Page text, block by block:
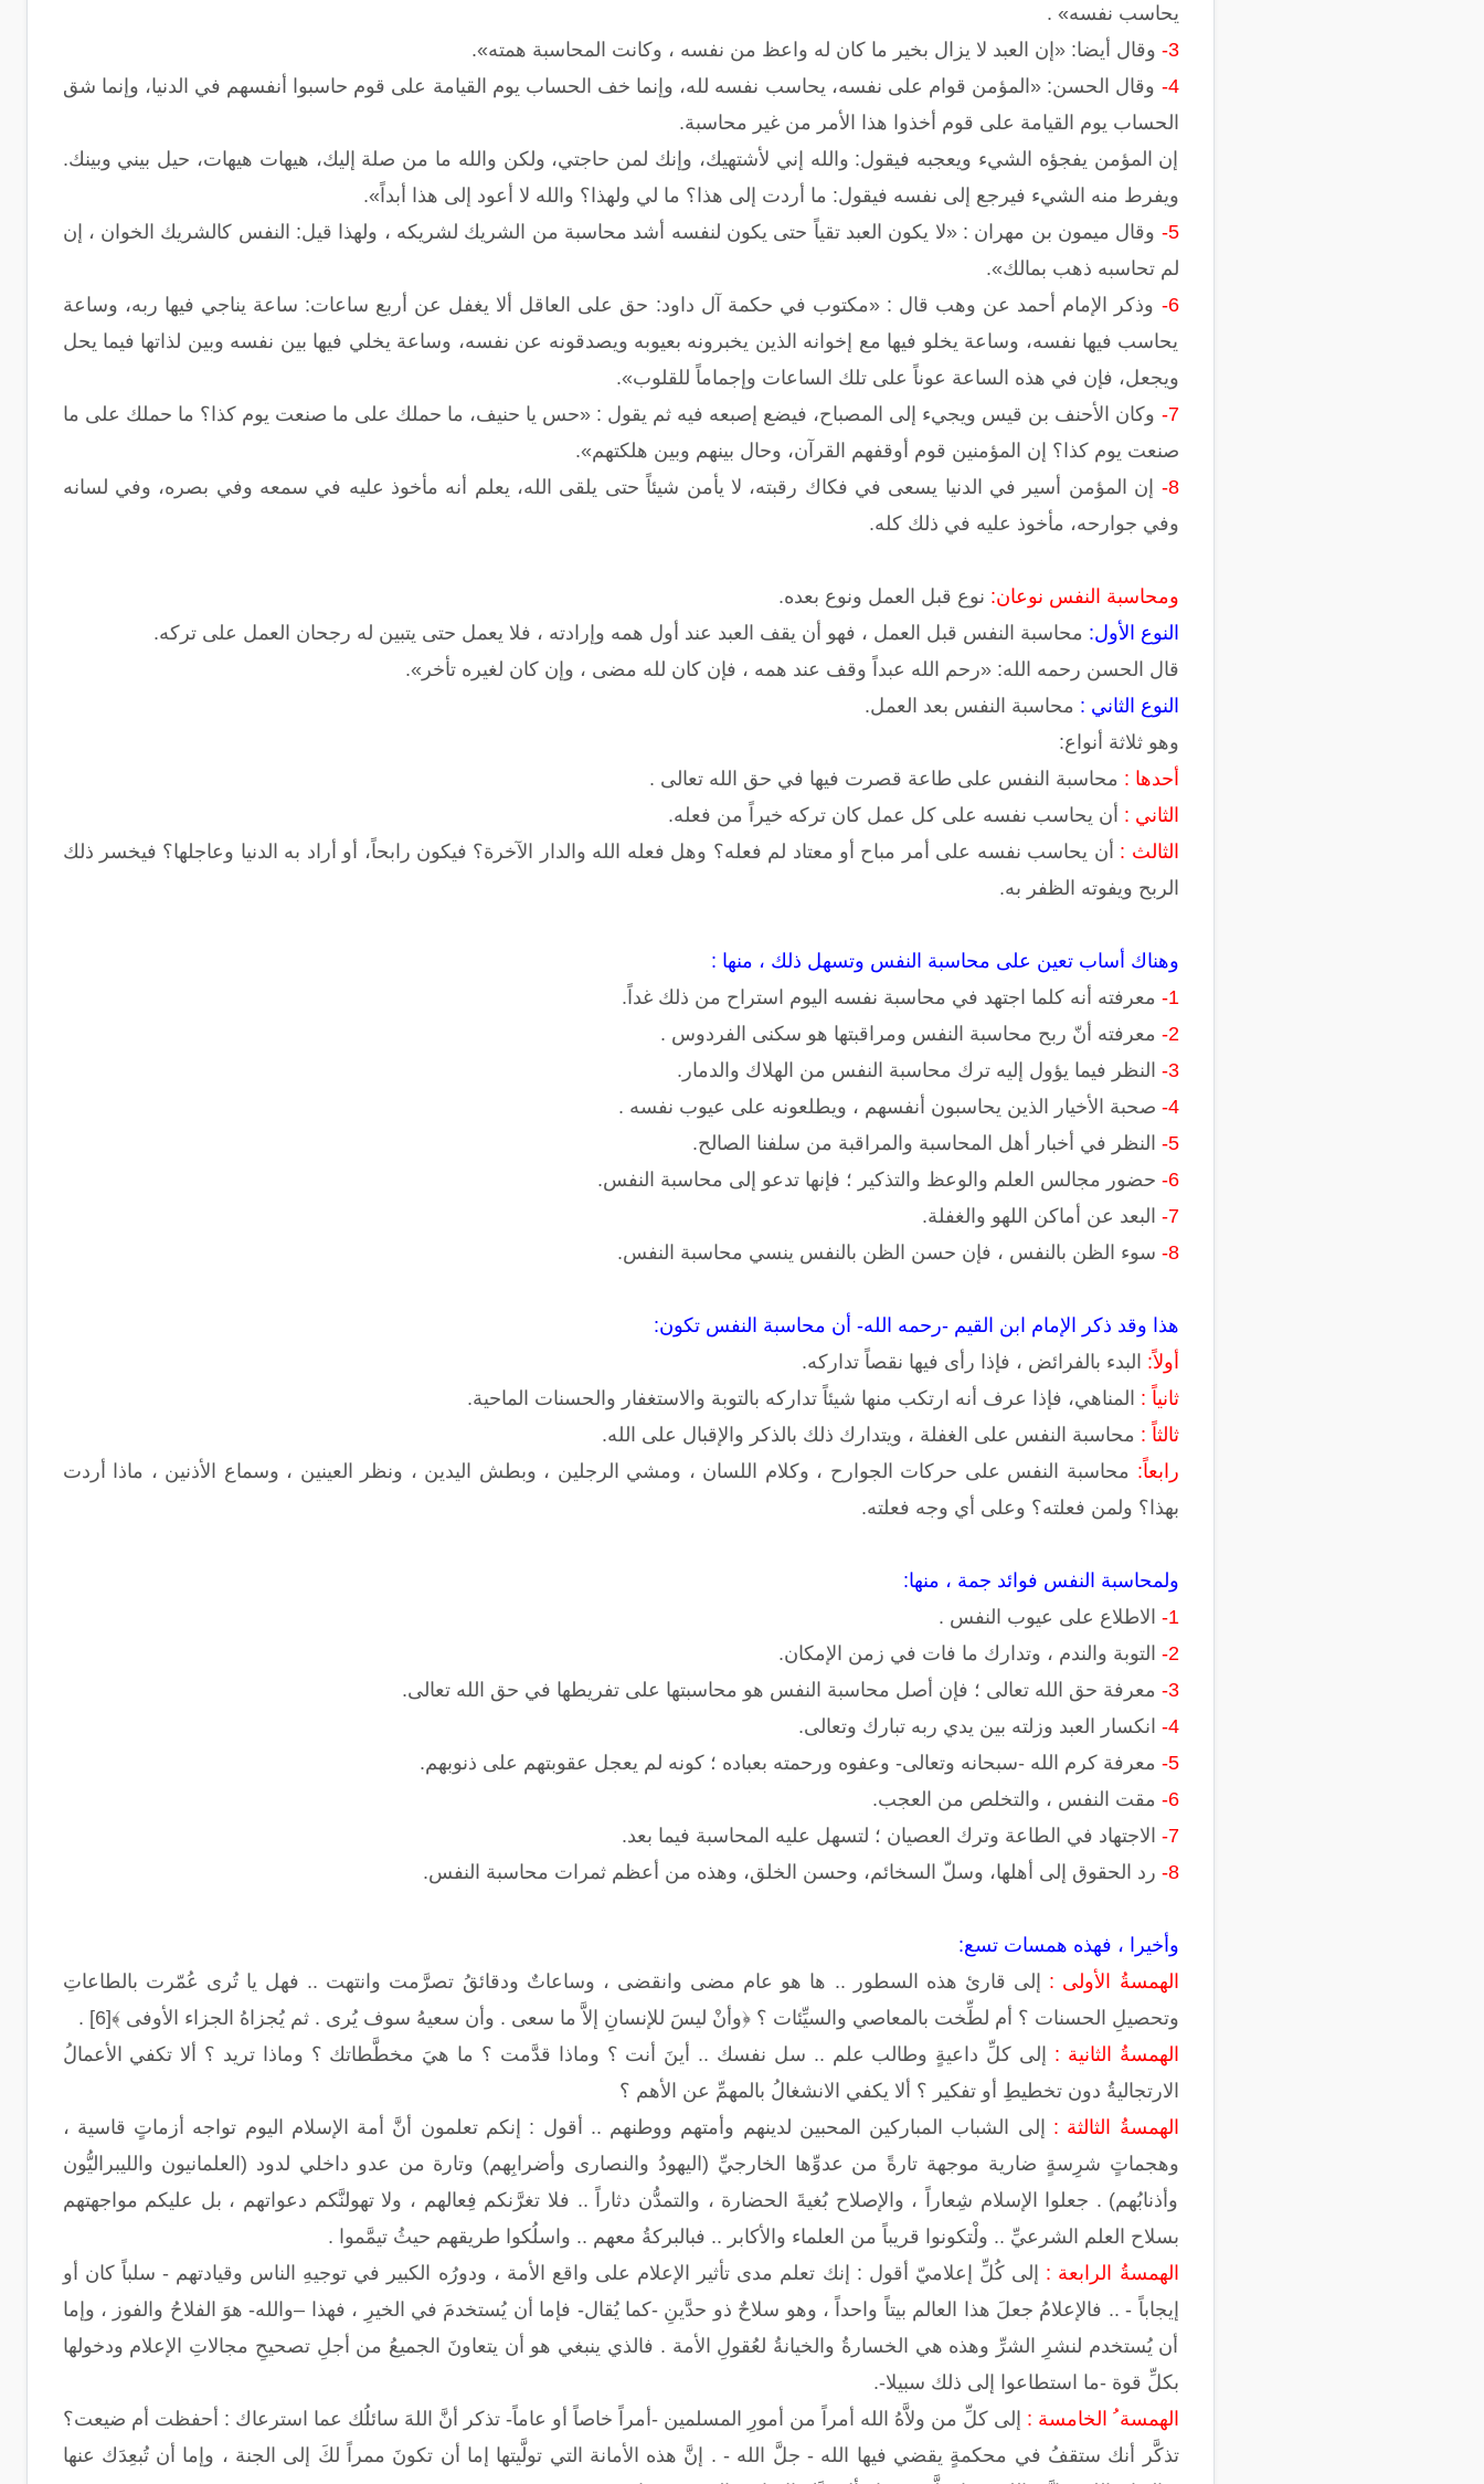
يحاسب نفسه» .
3- وقال أيضا: «إن العبد لا يزال بخير ما كان له واعظ من نفسه ، وكانت المحاسبة همته».
4-
وقال الحسن: «المؤمن قوام على نفسه، يحاسب نفسه لله، وإنما خف الحساب يوم القيامة على قوم حاسبوا أنفسهم في الدنيا، وإنما شق
الحساب يوم القيامة على قوم أخذوا هذا الأمر من غير محاسبة.
إن المؤمن يفجؤه الشيء ويعجبه فيقول: والله إني لأشتهيك، وإنك لمن حاجتي، ولكن والله ما من صلة إليك، هيهات هيهات، حيل بيني وبينك.
ويفرط منه الشيء فيرجع إلى نفسه فيقول: ما أردت إلى هذا؟ ما لي ولهذا؟ والله لا أعود إلى هذا أبداً».
5-
وقال ميمون بن مهران : «لا يكون العبد تقياً حتى يكون لنفسه أشد محاسبة من الشريك لشريكه ، ولهذا قيل: النفس كالشريك الخوان ، إن
لم تحاسبه ذهب بمالك».
6-
وذكر الإمام أحمد عن وهب قال : «مكتوب في حكمة آل داود: حق على العاقل ألا يغفل عن أربع ساعات: ساعة يناجي فيها ربه، وساعة
يحاسب فيها نفسه، وساعة يخلو فيها مع إخوانه الذين يخبرونه بعيوبه ويصدقونه عن نفسه، وساعة يخلي فيها بين نفسه وبين لذاتها فيما يحل
ويجعل، فإن في هذه الساعة عوناً على تلك الساعات وإجماماً للقلوب».
7-
وكان الأحنف بن قيس ويجيء إلى المصباح، فيضع إصبعه فيه ثم يقول : «حس يا حنيف، ما حملك على ما صنعت يوم كذا؟ ما حملك على ما
صنعت يوم كذا؟ إن المؤمنين قوم أوقفهم القرآن، وحال بينهم وبين هلكتهم».
8-
إن المؤمن أسير في الدنيا يسعى في فكاك رقبته، لا يأمن شيئاً حتى يلقى الله، يعلم أنه مأخوذ عليه في سمعه وفي بصره، وفي لسانه
وفي جوارحه، مأخوذ عليه في ذلك كله.
ومحاسبة النفس نوعان: نوع قبل العمل ونوع بعده.
النوع الأول: محاسبة النفس قبل العمل ، فهو أن يقف العبد عند أول همه وإرادته ، فلا يعمل حتى يتبين له رجحان العمل على تركه.
قال الحسن رحمه الله: «رحم الله عبداً وقف عند همه ، فإن كان لله مضى ، وإن كان لغيره تأخر».
النوع الثاني : محاسبة النفس بعد العمل.
وهو ثلاثة أنواع:
أحدها : محاسبة النفس على طاعة قصرت فيها في حق الله تعالى .
الثاني : أن يحاسب نفسه على كل عمل كان تركه خيراً من فعله.
الثالث : أن يحاسب نفسه على أمر مباح أو معتاد لم فعله؟ وهل فعله الله والدار الآخرة؟ فيكون رابحاً، أو أراد به الدنيا وعاجلها؟ فيخسر ذلك
الربح ويفوته الظفر به.
وهناك أساب تعين على محاسبة النفس وتسهل ذلك ، منها :
1- معرفته أنه كلما اجتهد في محاسبة نفسه اليوم استراح من ذلك غداً.
2- معرفته أنّ ربح محاسبة النفس ومراقبتها هو سكنى الفردوس .
3-
النظر فيما يؤول إليه ترك محاسبة النفس من الهلاك والدمار.
4- صحبة الأخيار الذين يحاسبون أنفسهم ، ويطلعونه على عيوب نفسه .
5-
النظر في أخبار أهل المحاسبة والمراقبة من سلفنا الصالح.
6- حضور مجالس العلم والوعظ والتذكير ؛ فإنها تدعو إلى محاسبة النفس.
7-
البعد عن أماكن اللهو والغفلة.
8- سوء الظن بالنفس ، فإن حسن الظن بالنفس ينسي محاسبة النفس.
هذا وقد ذكر الإمام ابن القيم -رحمه الله- أن محاسبة النفس تكون:
أولاً: البدء بالفرائض ، فإذا رأى فيها نقصاً تداركه.
ثانياً : المناهي، فإذا عرف أنه ارتكب منها شيئاً تداركه بالتوبة والاستغفار والحسنات الماحية.
ثالثاً : محاسبة النفس على الغفلة ، ويتدارك ذلك بالذكر والإقبال على الله.
رابعاً: محاسبة النفس على حركات الجوارح ، وكلام اللسان ، ومشي الرجلين ، وبطش اليدين ، ونظر العينين ، وسماع الأذنين ، ماذا أردت
بهذا؟ ولمن فعلته؟ وعلى أي وجه فعلته.
ولمحاسبة النفس فوائد جمة ، منها:
1-
الاطلاع على عيوب النفس .
2-
التوبة والندم ، وتدارك ما فات في زمن الإمكان.
3- معرفة حق الله تعالى ؛ فإن أصل محاسبة النفس هو محاسبتها على تفريطها في حق الله تعالى.
4-
انكسار العبد وزلته بين يدي ربه تبارك وتعالى.
5- معرفة كرم الله -سبحانه وتعالى- وعفوه ورحمته بعباده ؛ كونه لم يعجل عقوبتهم على ذنوبهم.
6- مقت النفس ، والتخلص من العجب.
7-
الاجتهاد في الطاعة وترك العصيان ؛ لتسهل عليه المحاسبة فيما بعد.
8- رد الحقوق إلى أهلها، وسلّ السخائم، وحسن الخلق، وهذه من أعظم ثمرات محاسبة النفس.
وأخيرا ، فهذه همسات تسع:
الهمسةُ الأولى : إلى قارئ هذه السطور .. ها هو عام مضى وانقضى ، وساعاتٌ ودقائقُ تصرَّمت وانتهت .. فهل يا تُرى عُمّرت بالطاعاتِ
وتحصيلِ الحسنات ؟ أم لطِّخت بالمعاصي والسيِّئات ؟ ﴿وأنْ ليسَ للإنسانِ إلاَّ ما سعى . وأن سعيهُ سوف يُرى . ثم يُجزاهُ الجزاء الأوفى ﴾[6] .
الهمسةُ الثانية : إلى كلِّ داعيةٍ وطالب علم .. سل نفسك .. أينَ أنت ؟ وماذا قدَّمت ؟ ما هيَ مخطَّطاتك ؟ وماذا تريد ؟ ألا تكفي الأعمالُ
الارتجاليةُ دون تخطيطِ أو تفكير ؟ ألا يكفي الانشغالُ بالمهمِّ عن الأهم ؟
الهمسةُ الثالثة : إلى الشباب المباركين المحبين لدينهم وأمتهم ووطنهم .. أقول : إنكم تعلمون أنَّ أمة الإسلام اليوم تواجه أزماتٍ قاسية ،
وهجماتٍ شرِسةٍ ضارية موجهة تارةً من عدوِّها الخارجيِّ (اليهودُ والنصارى وأضرابِهم) وتارة من عدو داخلي لدود (العلمانيون والليبراليُّون
وأذنابُهم) . جعلوا الإسلام شِعاراً ، والإصلاح بُغيةَ الحضارة ، والتمدُّن دثاراً .. فلا تغرَّنكم فِعالهم ، ولا تهولنَّكم دعواتهم ، بل عليكم مواجهتهم
بسلاح العلم الشرعيِّ .. ولْتكونوا قريباً من العلماء والأكابر .. فبالبركةُ معهم .. واسلُكوا طريقهم حيثُ تيمَّموا .
الهمسةُ الرابعة : إلى كُلِّ إعلاميّ أقول : إنك تعلم مدى تأثير الإعلام على واقع الأمة ، ودورُه الكبير في توجيهِ الناس وقيادتهم - سلباً كان أو
إيجاباً - .. فالإعلامُ جعلَ هذا العالم بيتاً واحداً ، وهو سلاحٌ ذو حدَّينِ -كما يُقال- فإما أن يُستخدمَ في الخيرِ ، فهذا –والله- هوَ الفلاحُ والفوز ، وإما
أن يُستخدم لنشرِ الشرِّ وهذه هي الخسارةُ والخيانةُ لعُقولِ الأمة . فالذي ينبغي هو أن يتعاونَ الجميعُ من أجلِ تصحيحِ مجالاتِ الإعلام ودخولها
بكلِّ قوة -ما استطاعوا إلى ذلك سبيلا-.
الهمسة ُ الخامسة : إلى كلِّ من ولاَّهُ الله أمراً من أمورِ المسلمين -أمراً خاصاً أو عاماً- تذكر أنَّ اللهَ سائلُك عما استرعاك : أحفظت أم ضيعت؟
تذكَّر أنك ستقفُ في محكمةٍ يقضي فيها الله - جلَّ الله - . إنَّ هذه الأمانة التي تولَّيتها إما أن تكونَ ممراً لكَ إلى الجنة ، وإما أن تُبعِدَك عنها